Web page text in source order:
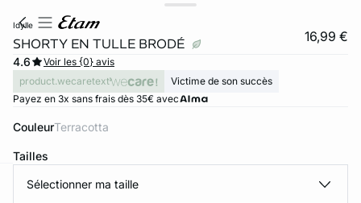
idylle
SHORTY EN TULLE BRODÉ 16,99 €
4.6
Voir les {0} avis
product.wecaretext
Victime de son succès
Payez en 3x sans frais dès 35€ avec
Couleur terracotta
Tailles
Sélectionner ma taille